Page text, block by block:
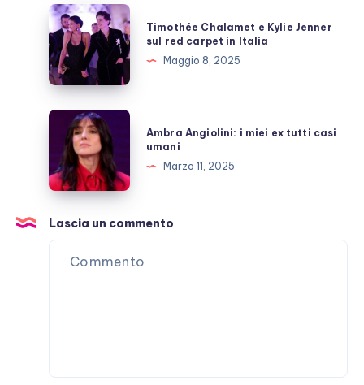
momenti
di
“lucidità”
Timothée
Chalamet
e
Kylie
Jenner
sul
carpet
in
Italia
Timothée Chalamet e Kylie Jenner
sul red carpet in Italia
Maggio 8, 2025
Ambra
Angiolini:
miei
ex
tutti
casi
umani
Ambra Angiolini: i miei ex tutti casi
umani
Marzo 11, 2025
Lascia un commento